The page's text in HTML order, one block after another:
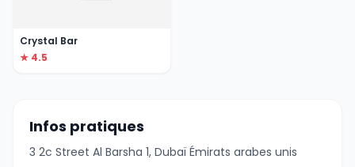
Crystal Bar
★ 4.5
Infos pratiques
3 2c Street Al Barsha 1, Dubaï Émirats arabes unis